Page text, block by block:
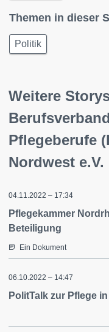
Themen in dieser
Politik
Weitere
Pflegeberufe
Nordwest e.V.
04.11.2022 – 17:34
Pflegekammer
Beteiligung
Ein Dokument
06.10.2022 – 14:47
PolitTalk zur Pflege